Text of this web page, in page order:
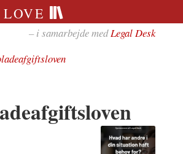
– i samarbejde medLegal Desk